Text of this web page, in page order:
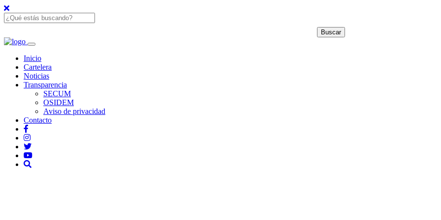
Inicio
Cartelera
Noticias
Transparencia
SECUM
OSIDEM
Aviso de privacidad
Contacto